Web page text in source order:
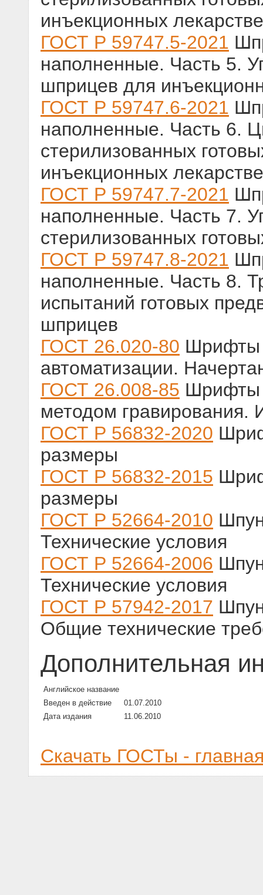
инъекционных
ГОСТ Р 59747.5-2021
наполненные. Часть 5.
шприцев для
ГОСТ Р 59747.6-2021
наполненные. Часть 6.
стерилизованных
инъекционных
ГОСТ Р 59747.7-2021
наполненные. Часть 7.
стерилизованных
ГОСТ Р 59747.8-2021
наполненные. Часть 8.
испытаний готовых
шприцев
ГОСТ 26.020-80 Шрифты
автоматизации.
ГОСТ 26.008-85 Шрифты
методом гравирования.
ГОСТ Р 56832-2020
размеры
ГОСТ Р 56832-2015
размеры
ГОСТ Р 52664-2010
Технические условия
ГОСТ Р 52664-2006
Технические условия
ГОСТ Р 57942-2017
Общие технические
Дополнительная
Английское название
Введен в действие
01.07.2010
Дата издания
11.06.2010
Скачать ГОСТы -